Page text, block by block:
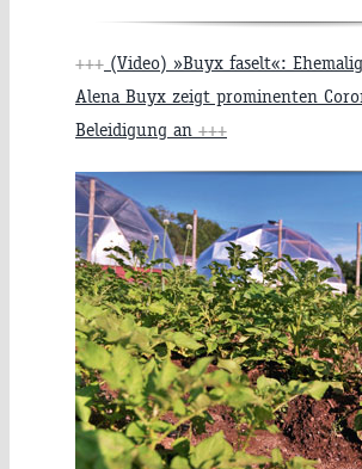
+++ (Video) »Buyx faselt«:
Alena Buyx zeigt prominenten
Beleidigung an +++